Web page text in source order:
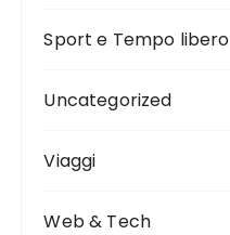
Sport e Tempo libero
Uncategorized
Viaggi
Web & Tech